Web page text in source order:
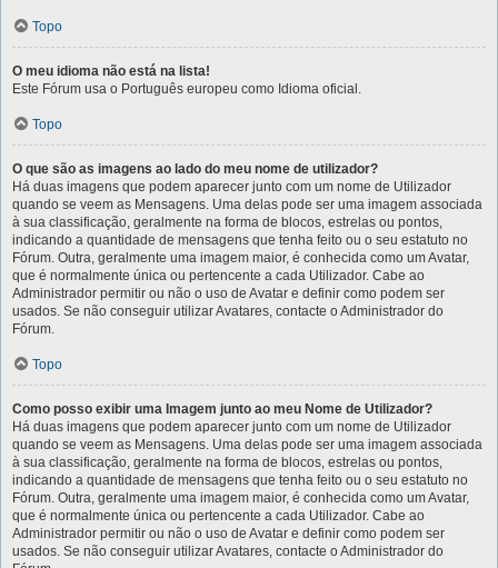
Topo
O meu idioma não está na lista!
Este Fórum usa o Português europeu como Idioma oficial.
Topo
O que são as imagens ao lado do meu nome de utilizador?
Há duas imagens que podem aparecer junto com um nome de Utilizador
quando se veem as Mensagens. Uma delas pode ser uma imagem associada
à sua classificação, geralmente na forma de blocos, estrelas ou pontos,
indicando a quantidade de mensagens que tenha feito ou o seu estatuto no
Fórum. Outra, geralmente uma imagem maior, é conhecida como um Avatar,
que é normalmente única ou pertencente a cada Utilizador. Cabe ao
Administrador permitir ou não o uso de Avatar e definir como podem ser
usados. Se não conseguir utilizar Avatares, contacte o Administrador do
Fórum.
Topo
Como posso exibir uma Imagem junto ao meu Nome de Utilizador?
Há duas imagens que podem aparecer junto com um nome de Utilizador
quando se veem as Mensagens. Uma delas pode ser uma imagem associada
à sua classificação, geralmente na forma de blocos, estrelas ou pontos,
indicando a quantidade de mensagens que tenha feito ou o seu estatuto no
Fórum. Outra, geralmente uma imagem maior, é conhecida como um Avatar,
que é normalmente única ou pertencente a cada Utilizador. Cabe ao
Administrador permitir ou não o uso de Avatar e definir como podem ser
usados. Se não conseguir utilizar Avatares, contacte o Administrador do